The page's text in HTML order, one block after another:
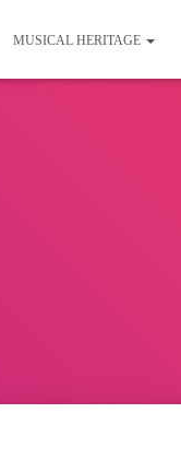
MUSICAL HERITAGE